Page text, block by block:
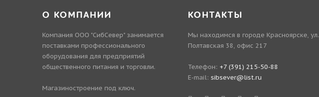
О КОМПАНИИ
Компания ООО "СибСевер" занимается
поставками профессионального
оборудования для предприятий
общественного питания и торговли.
Магазиностроение под ключ.
КОНТАКТЫ
Мы находимся в городе Красноярске, ул.
Полтавская 38, офис 217
Телефон: +7 (391) 215-50-88
E-mail: sibsever@list.ru